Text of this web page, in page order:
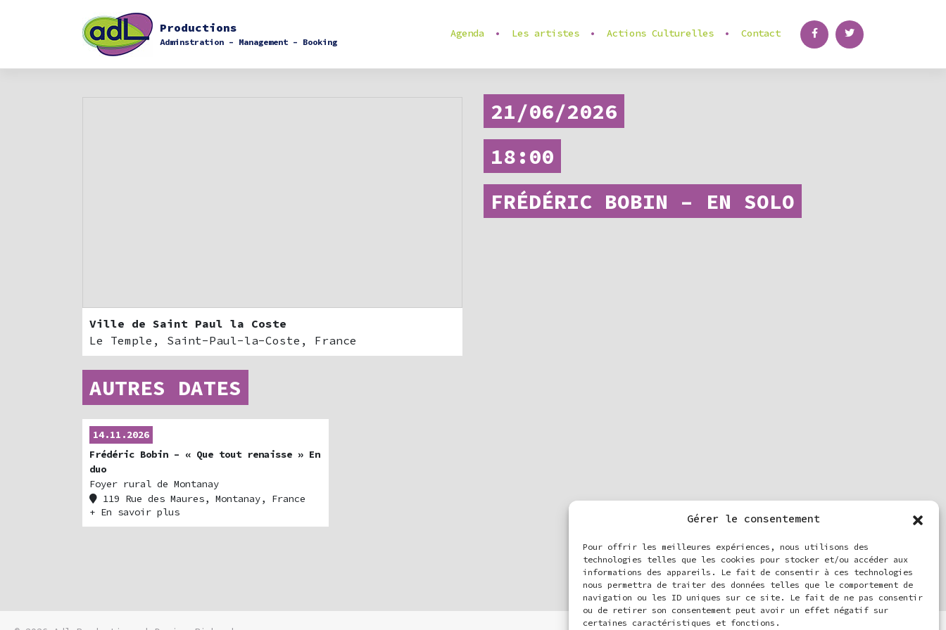
Gérer le consentement
Pour offrir les meilleures expériences, nous utilisons des
technologies telles que les cookies pour stocker et/ou accéder aux
informations des appareils. Le fait de consentir à ces technologies
nous permettra de traiter des données telles que le comportement de
navigation ou les ID uniques sur ce site. Le fait de ne pas consentir
ou de retirer son consentement peut avoir un effet négatif sur
certaines caractéristiques et fonctions.
Productions
Adminstration – Management – Booking
Agenda Les artistes Actions Culturelles Contact
Ville de Saint Paul la Coste
Le Temple, Saint-Paul-la-Coste, France
21/06/2026
18:00
FRÉDÉRIC BOBIN – EN SOLO
AUTRES DATES
14.11.2026
Frédéric Bobin – « Que tout renaisse » En
duo
Foyer rural de Montanay
119 Rue des Maures, Montanay, France
+ En savoir plus